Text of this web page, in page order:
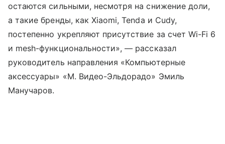
остаются сильными, несмотря на снижение доли,
а такие бренды, как Xiaomi, Tenda и Cudy,
постепенно укрепляют присутствие за счет Wi-Fi 6
и mesh-функциональности», — рассказал
руководитель направления «Компьютерные
аксессуары» «М. Видео-Эльдорадо» Эмиль
Манучаров.